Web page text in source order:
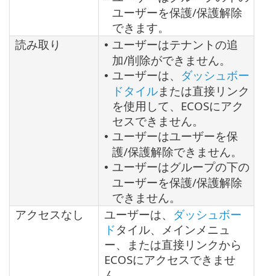
ユーザーを保護/保護解除
できます。
読み取り
• ユーザーはテナントの追
加/削除ができません。
• ユーザーは、 ダッシュボー
ドタイルまたは直接リンク
を使用して、ECOSにアク
セスできません。
• ユーザーはユーザーを保
護/保護解除できません。
• ユーザーはグループの下の
ユーザーを保護/保護解除
できません。
アクセスなし
ユーザーは、 ダッシュボー
ドタイル、メインメニュ
ー、または直接リンクから
ECOSにアクセスできませ